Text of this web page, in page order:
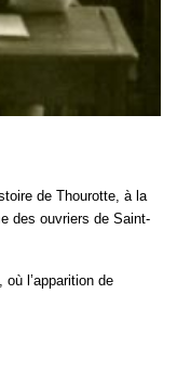
de Thourotte, à la
des ouvriers de Saint-
où l’apparition de